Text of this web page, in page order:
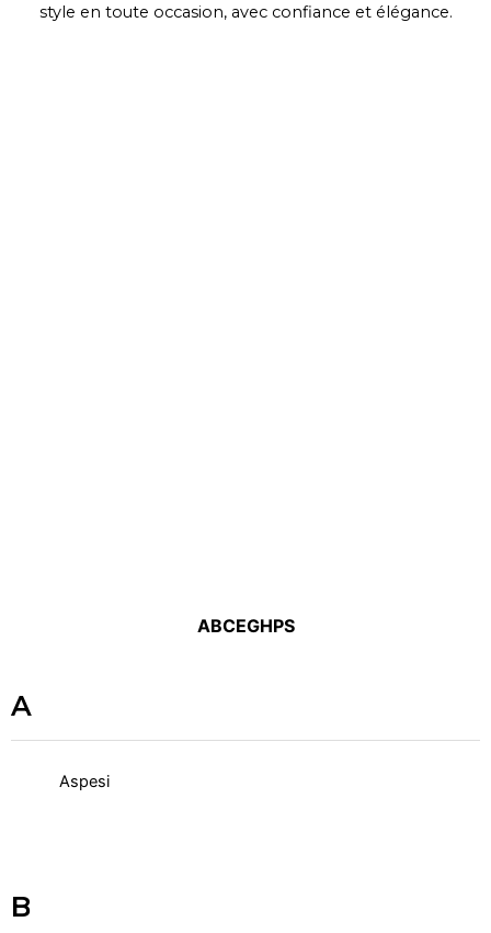
style en toute occasion, avec confiance et élégance.
ABCEGHPS
A
Aspesi
B